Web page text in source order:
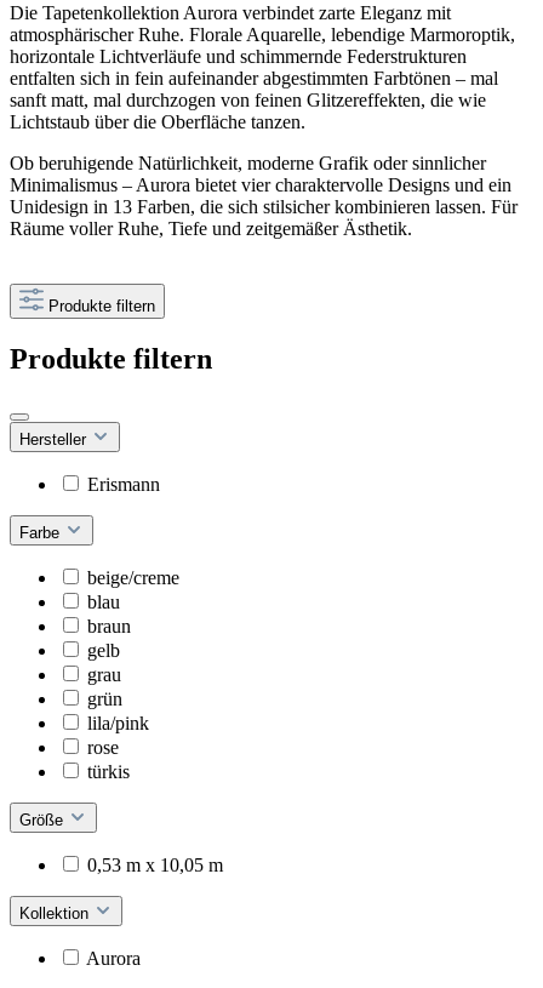
Die Tapetenkollektion Aurora verbindet zarte Eleganz mit
atmosphärischer Ruhe. Florale Aquarelle, lebendige Marmoroptik,
horizontale Lichtverläufe und schimmernde Federstrukturen
entfalten sich in fein aufeinander abgestimmten Farbtönen – mal
sanft matt, mal durchzogen von feinen Glitzereffekten, die wie
Lichtstaub über die Oberfläche tanzen.
Ob beruhigende Natürlichkeit, moderne Grafik oder sinnlicher
Minimalismus – Aurora bietet vier charaktervolle Designs und ein
Unidesign in 13 Farben, die sich stilsicher kombinieren lassen. Für
Räume voller Ruhe, Tiefe und zeitgemäßer Ästhetik.
Produkte filtern
Produkte filtern
Hersteller
Erismann
Farbe
beige/creme
blau
braun
gelb
grau
grün
lila/pink
rose
türkis
Größe
0,53 m x 10,05 m
Kollektion
Aurora